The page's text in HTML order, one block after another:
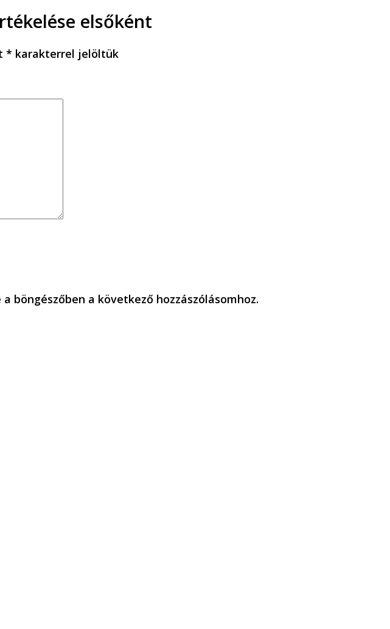
elsőként
* karakterrel jelöltük
böngészőben a következő hozzászólásomhoz.